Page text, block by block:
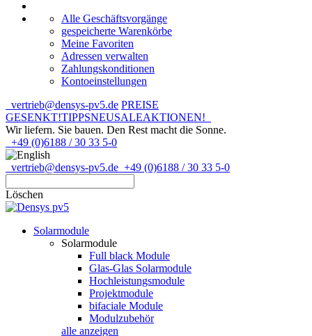
Alle Geschäftsvorgänge
gespeicherte Warenkörbe
Meine Favoriten
Adressen verwalten
Zahlungskonditionen
Kontoeinstellungen
vertrieb@densys-pv5.de PREISE
GESENKT!TIPPSNEUSALEAKTIONEN!
Wir liefern. Sie bauen. Den Rest macht die Sonne.
+49 (0)6188 / 30 33 5-0
vertrieb@densys-pv5.de +49 (0)6188 / 30 33 5-0
Löschen
Solarmodule
Solarmodule
Full black Module
Glas-Glas Solarmodule
Hochleistungsmodule
Projektmodule
bifaciale Module
Modulzubehör
alle anzeigen